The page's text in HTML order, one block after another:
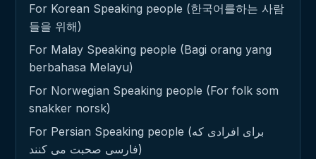
For Korean Speaking people (한국어를하는 사람
들을 위해)
For Malay Speaking people (Bagi orang yang
berbahasa Melayu)
For Norwegian Speaking people (For folk som
snakker norsk)
For Persian Speaking people (برای افرادی که
فارسی صحبت می کنند)